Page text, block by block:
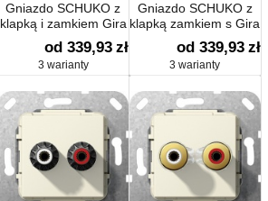
Gniazdo SCHUKO z
klapką i zamkiem Gira
TX_44 (IP 44)
od 339,93 zł
3 warianty
Gniazdo SCHUKO z
klapką zamkiem s Gira
TX_44 (IP 44)
od 339,93 zł
3 warianty